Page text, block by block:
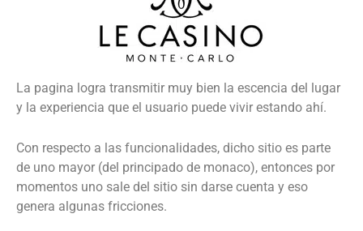
La pagina logra transmitir muy bien la escencia del lugar
y la experiencia que el usuario puede vivir estando ahí.
Con respecto a las funcionalidades, dicho sitio es parte
de uno mayor (del principado de monaco), entonces por
momentos uno sale del sitio sin darse cuenta y eso
genera algunas fricciones.